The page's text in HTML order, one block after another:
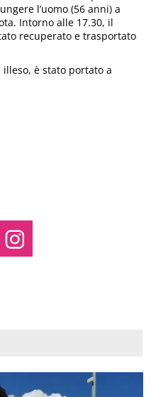
l’uomo (56 anni) a
Intorno alle 17.30, il
recuperato e trasportato
è stato portato a